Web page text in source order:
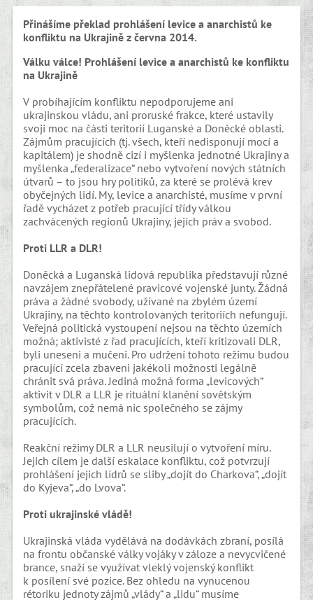
Přinášíme překlad prohlášení levice a anarchistů ke
konfliktu na Ukrajině z června 2014.
Válku válce! Prohlášení levice a anarchistů ke konfliktu
na Ukrajině
V probíhajícím konfliktu nepodporujeme ani
ukrajinskou vládu, ani proruské frakce, které ustavily
svoji moc na části teritorií Luganské a Doněcké oblasti.
Zájmům pracujících (tj. všech, kteří nedisponují mocí a
kapitálem) je shodně cizí i myšlenka jednotné Ukrajiny a
myšlenka „federalizace“ nebo vytvoření nových státních
útvarů – to jsou hry politiků, za které se prolévá krev
obyčejných lidí. My, levice a anarchisté, musíme v první
řadě vycházet z potřeb pracující třídy válkou
zachvácených regionů Ukrajiny, jejích práv a svobod.
Proti LLR a DLR!
Doněcká a Luganská lidová republika představují různé
navzájem znepřátelené pravicové vojenské junty. Žádná
práva a žádné svobody, užívané na zbylém území
Ukrajiny, na těchto kontrolovaných teritoriích nefungují.
Veřejná politická vystoupení nejsou na těchto územích
možná; aktivisté z řad pracujících, kteří kritizovali DLR,
byli uneseni a mučeni. Pro udržení tohoto režimu budou
pracující zcela zbaveni jakékoli možnosti legálně
chránit svá práva. Jediná možná forma „levicových“
aktivit v DLR a LLR je rituální klanění sovětským
symbolům, což nemá nic společného se zájmy
pracujících.
Reakční režimy DLR a LLR neusilují o vytvoření míru.
Jejich cílem je další eskalace konfliktu, což potvrzují
prohlášení jejich lídrů se sliby „dojít do Charkova“, „dojít
do Kyjeva“, „do Lvova“.
Proti ukrajinské vládě!
Ukrajinská vláda vydělává na dodávkách zbraní, posílá
na frontu občanské války vojáky v záloze a nevycvičené
brance, snaží se využívat vleklý vojenský konflikt
k posílení své pozice. Bez ohledu na vynucenou
rétoriku jednoty zájmů „vlády“ a „lidu“ musíme